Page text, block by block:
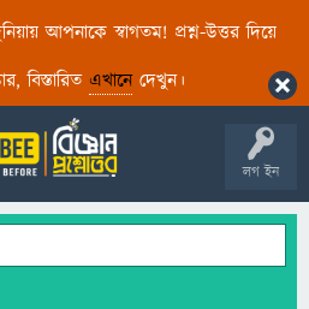
আপনাকে স্বাগতম! প্রশ্ন-উত্তর দিয়ে
বিস্তারিত এখানেদেখুন।
লগ ইন